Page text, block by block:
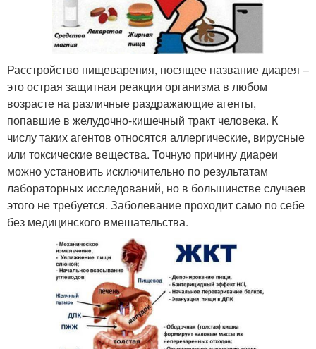
Расстройство пищеварения, носящее название диарея –
это острая защитная реакция организма в любом
возрасте на различные раздражающие агенты,
попавшие в желудочно-кишечный тракт человека. К
числу таких агентов относятся аллергические, вирусные
или токсические вещества. Точную причину диареи
можно установить исключительно по результатам
лабораторных исследований, но в большинстве случаев
этого не требуется. Заболевание проходит само по себе
без медицинского вмешательства.